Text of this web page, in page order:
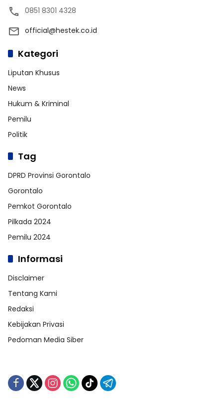
0851 8301 4328
official@hestek.co.id
Kategori
Liputan Khusus
News
Hukum & Kriminal
Pemilu
Politik
Tag
DPRD Provinsi Gorontalo
Gorontalo
Pemkot Gorontalo
Pilkada 2024
Pemilu 2024
Informasi
Disclaimer
Tentang Kami
Redaksi
Kebijakan Privasi
Pedoman Media Siber